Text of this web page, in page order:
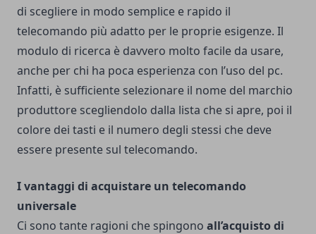
di scegliere in modo semplice e rapido il
telecomando più adatto per le proprie esigenze. Il
modulo di ricerca è davvero molto facile da usare,
anche per chi ha poca esperienza con l’uso del pc.
Infatti, è sufficiente selezionare il nome del marchio
produttore scegliendolo dalla lista che si apre, poi il
colore dei tasti e il numero degli stessi che deve
essere presente sul telecomando.
I vantaggi di acquistare un telecomando
universale
Ci sono tante ragioni che spingono all’acquisto di